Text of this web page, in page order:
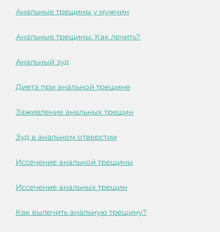
Анальные трещины у мужчин
Анальные трещины. Как лечить?
Анальный зуд
Диета при анальной трещине
Заживление анальных трещин
Зуд в анальном отверстии
Иссечение анальной трещины
Иссечение анальных трещин
Как вылечить анальную трещину?